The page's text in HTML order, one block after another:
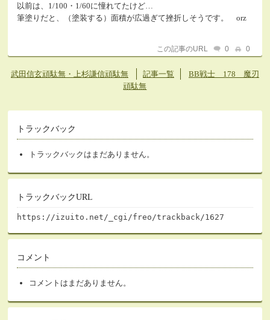
以前は、1/100・1/60に憧れてたけど…
筆塗りだと、（塗装する）面積が広過ぎて挫折しそうです。 orz
この記事のURL 0 0
武田信玄頑駄無・上杉謙信頑駄無 記事一覧
BB戦士 178 魔刃
頑駄無
トラックバック
トラックバックはまだありません。
トラックバックURL
https://izuito.net/_cgi/freo/trackback/1627
コメント
コメントはまだありません。